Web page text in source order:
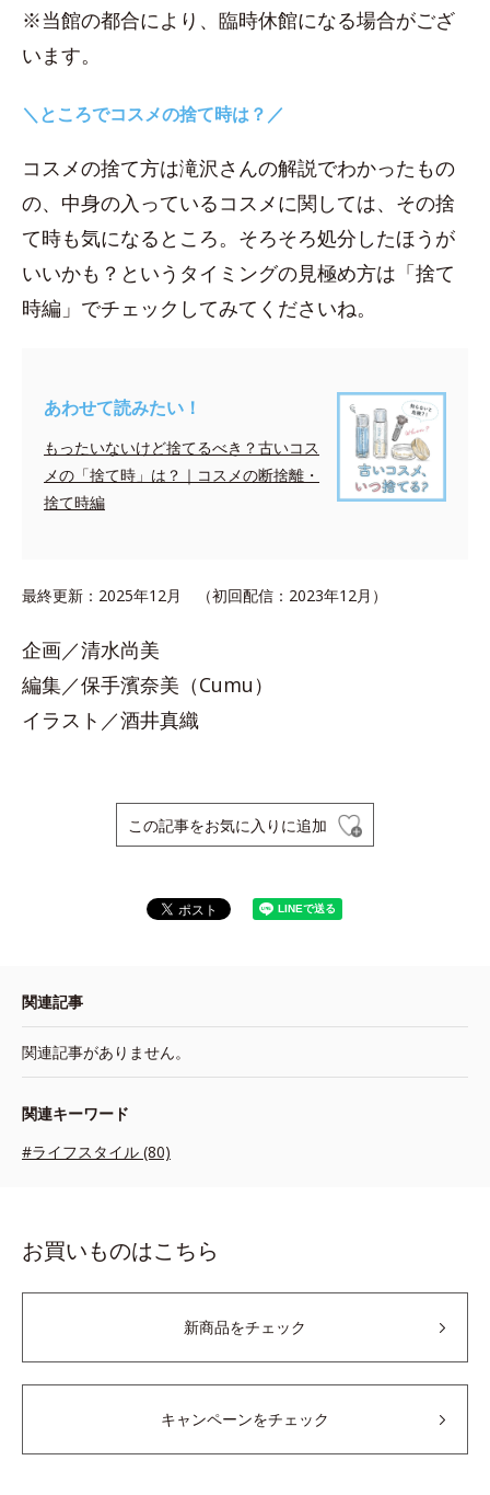
※当館の都合により、臨時休館になる場合がござ
います。
＼ところでコスメの捨て時は？／
コスメの捨て方は滝沢さんの解説でわかったもの
の、中身の入っているコスメに関しては、その捨
て時も気になるところ。そろそろ処分したほうが
いいかも？というタイミングの見極め方は「捨て
時編」でチェックしてみてくださいね。
あわせて読みたい！
もったいないけど捨てるべき？古いコス
メの「捨て時」は？｜コスメの断捨離・
捨て時編
最終更新：2025年12月 （初回配信：2023年12月）
企画／清水尚美
編集／保手濱奈美（Cumu）
イラスト／酒井真織
この記事をお気に入りに追加
関連記事
関連記事がありません。
関連キーワード
#ライフスタイル (80)
お買いものはこちら
新商品をチェック
キャンペーンをチェック